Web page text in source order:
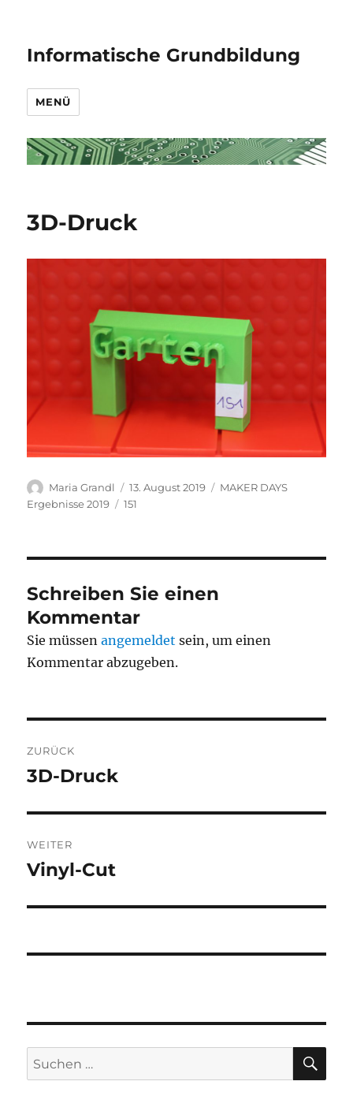
Informatische Grundbildung
MENÜ
3D-Druck
Autor
Maria Grandl
Veröffentlicht
am
13. August 2019 Kategorien
MAKER DAYS
Ergebnisse 2019
Schlagwörter
151
Schreiben Sie einen
Kommentar
Sie müssenangemeldet sein, um einen
Kommentar abzugeben.
ZURÜCK
Vorheriger
3D-Druck
WEITER
Nächster
Vinyl-Cut
Suchen
nach: